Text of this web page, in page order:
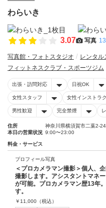
わらいき
3.07 写真
写真館・フォトスタジオ
レンタル
フィットネスクラブ・スポーツジム
出張・訪問対応 日祝OK
女性スタッフ 女性インストラ
男性歓迎 完全禁煙
住所
神奈川県横須賀市二葉2-
本日の営業状況 9:00〜23:00
料金・サービス
プロフィール写真
＜プロカメラマン撮影＞個人、
撮影します。アシスタントマネ
が可能。プロカメラマン歴13年
す。
￥ 11,000 （税込）